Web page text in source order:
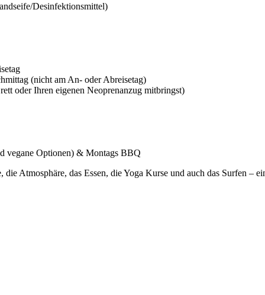
Desinfektionsmittel)
(nicht am An- oder Abreisetag)
oder Ihren eigenen Neoprenanzug mitbringst)
vegane Optionen) & Montags BBQ
Atmosphäre, das Essen, die Yoga Kurse und auch das Surfen –